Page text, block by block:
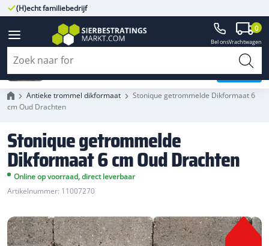
(H)echt familiebedrijf
Bel onsVrachtwagen
0
Antieke trommel dikformaat
Stonique getrommelde Dikformaat 6
cm Oud Drachten
Stonique getrommelde
Dikformaat 6 cm Oud Drachten
Online op voorraad, direct leverbaar
Artikelnummer: 11007270
Stonique getrommelde
Dikformaat 6 cm Oud Drachten